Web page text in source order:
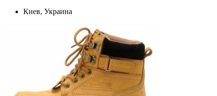
Киев, Украина